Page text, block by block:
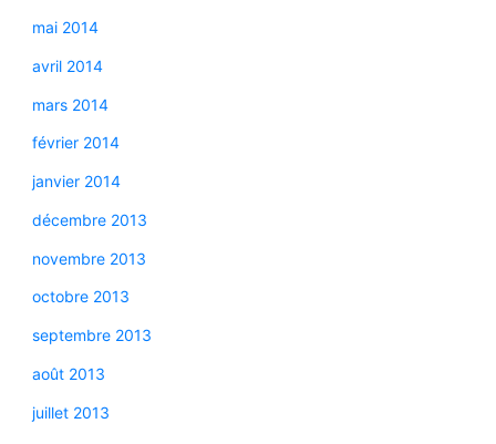
mai 2014
avril 2014
mars 2014
février 2014
janvier 2014
décembre 2013
novembre 2013
octobre 2013
septembre 2013
août 2013
juillet 2013